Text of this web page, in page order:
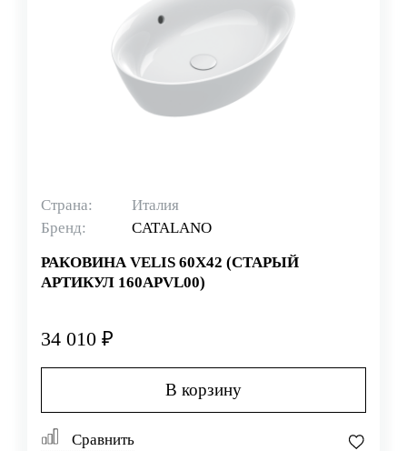
Страна:
Италия
Бренд:
CATALANO
РАКОВИНА VELIS 60X42 (СТАРЫЙ
АРТИКУЛ 160APVL00)
34 010 ₽
В корзину
Сравнить